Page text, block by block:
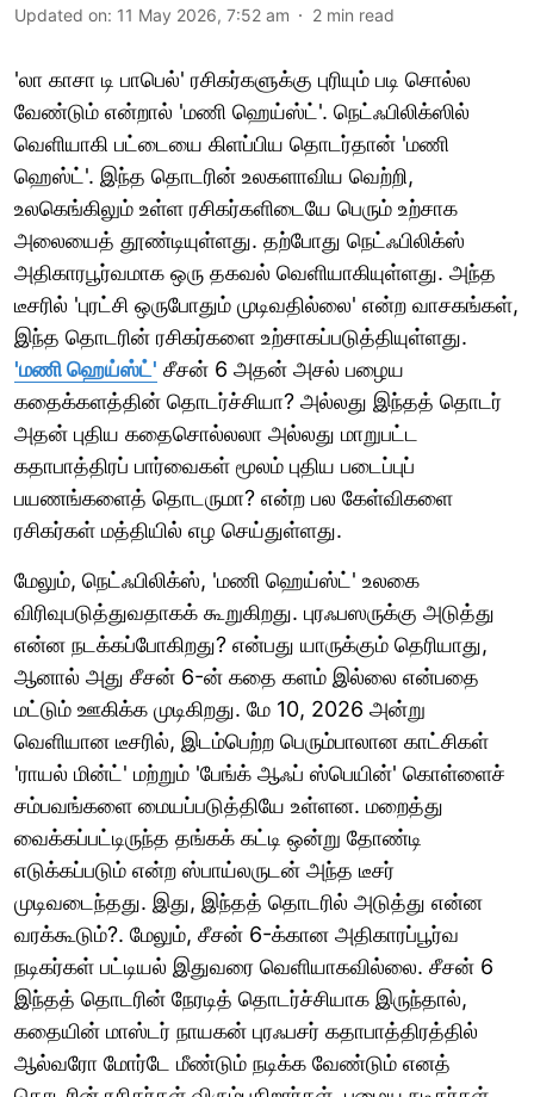
Updated on: 11 May 2026, 7:52 am 2 min read
'லா காசா டி பாபெல்' ரசிகர்களுக்கு புரியும் படி சொல்ல
வேண்டும் என்றால் 'மணி ஹெய்ஸ்ட்'. நெட்ஃபிலிக்ஸில்
வெளியாகி பட்டையை கிளப்பிய தொடர்தான் 'மணி
ஹெஸ்ட்'. இந்த தொடரின் உலகளாவிய வெற்றி,
உலகெங்கிலும் உள்ள ரசிகர்களிடையே பெரும் உற்சாக
அலையைத் தூண்டியுள்ளது. தற்போது நெட்ஃபிலிக்ஸ்
அதிகாரபூர்வமாக ஒரு தகவல் வெளியாகியுள்ளது. அந்த
டீசரில் 'புரட்சி ஒருபோதும் முடிவதில்லை' என்ற வாசகங்கள்,
இந்த தொடரின் ரசிகர்களை உற்சாகப்படுத்தியுள்ளது.
'மணி ஹெய்ஸ்ட்' சீசன் 6 அதன் அசல் பழைய
கதைக்களத்தின் தொடர்ச்சியா? அல்லது இந்தத் தொடர்
அதன் புதிய கதைசொல்லலா அல்லது மாறுபட்ட
கதாபாத்திரப் பார்வைகள் மூலம் புதிய படைப்புப்
பயணங்களைத் தொடருமா? என்ற பல கேள்விகளை
ரசிகர்கள் மத்தியில் எழ செய்துள்ளது.
மேலும், நெட்ஃபிலிக்ஸ், 'மணி ஹெய்ஸ்ட்' உலகை
விரிவுபடுத்துவதாகக் கூறுகிறது. புரஃபஸருக்கு அடுத்து
என்ன நடக்கப்போகிறது? என்பது யாருக்கும் தெரியாது,
ஆனால் அது சீசன் 6-ன் கதை களம் இல்லை என்பதை
மட்டும் ஊகிக்க முடிகிறது. மே 10, 2026 அன்று
வெளியான டீசரில், இடம்பெற்ற பெரும்பாலான காட்சிகள்
'ராயல் மின்ட்' மற்றும் 'பேங்க் ஆஃப் ஸ்பெயின்' கொள்ளைச்
சம்பவங்களை மையப்படுத்தியே உள்ளன. மறைத்து
வைக்கப்பட்டிருந்த தங்கக் கட்டி ஒன்று தோண்டி
எடுக்கப்படும் என்ற ஸ்பாய்லருடன் அந்த டீசர்
முடிவடைந்தது. இது, இந்தத் தொடரில் அடுத்து என்ன
வரக்கூடும்?. மேலும், சீசன் 6-க்கான அதிகாரப்பூர்வ
நடிகர்கள் பட்டியல் இதுவரை வெளியாகவில்லை. சீசன் 6
இந்தத் தொடரின் நேரடித் தொடர்ச்சியாக இருந்தால்,
கதையின் மாஸ்டர் நாயகன் புரஃபசர் கதாபாத்திரத்தில்
ஆல்வரோ மோர்டே மீண்டும் நடிக்க வேண்டும் எனத்